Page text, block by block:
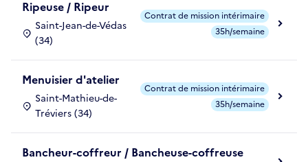
Ripeuse / Ripeur
Saint-Jean-de-Védas
(34)
Contrat de mission intérimaire
35h/semaine
Menuisier d'atelier
Saint-Mathieu-de-
Tréviers (34)
Contrat de mission intérimaire
35h/semaine
Bancheur-coffreur / Bancheuse-coffreuse